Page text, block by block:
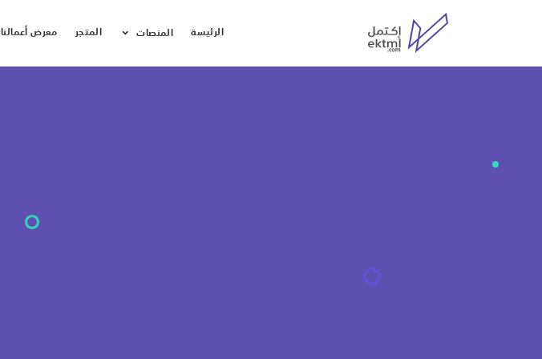
الرئيسة المنصات المتجر معرض أعمالنا